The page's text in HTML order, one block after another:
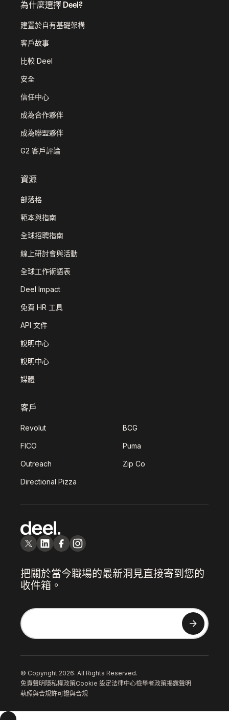
為什麼選擇 Deel?
建置於自有基礎架構
客戶故事
比較 Deel
安全
信任中心
成為合作夥伴
成為聯盟夥伴
G2 客戶評論
資源
部落格
範本與指南
全球招聘指南
線上研討會與活動
全球工作術語表
Deel Impact
免費 HR 工具
API 文件
說明中心
說明中心
媒體
客戶
Revolut BCG
FICO Puma
Outreach Zip Co
Directional Pizza
把關於當今職場的最新洞見直接寄到您的
收件箱。
© Copyright 2026. All Rights Reserved.
免責聲明隱私權政策Cookie 設定法律中心檢舉者政策揭露聲明
執照與合規許可證與合規